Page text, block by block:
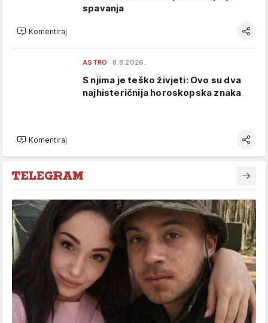
spavanja
Komentiraj
ASTRO 8.8.2026.
S njima je teško živjeti: Ovo su dva
najhisteričnija horoskopska znaka
Komentiraj